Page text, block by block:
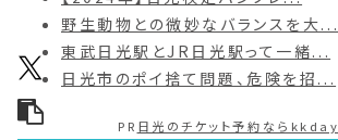
野生動物との微妙なバランスを大...
東武日光駅とJR日光駅って一緒...
日光市のポイ捨て問題、危険を招...
PR 日光のチケット予約ならkkday